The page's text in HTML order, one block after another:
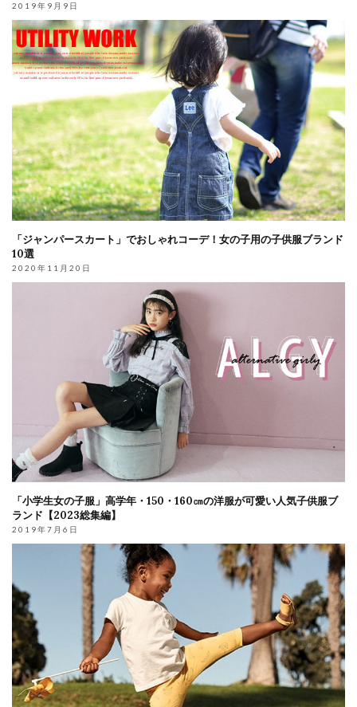
2019年9月9日
「ジャンパースカート」でおしゃれコーデ！女の子用の子供服ブランド
10選
2020年11月20日
「小学生女の子服」高学年・150・160㎝の洋服が可愛い人気子供服ブ
ランド【2023総集編】
2019年7月6日